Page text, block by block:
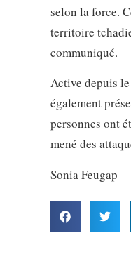
selon la force.
territoire
communiqué.
Active depuis
également
personnes ont
mené des
Sonia Feugap